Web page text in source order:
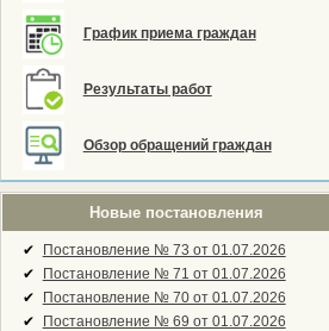
График приема граждан
Результаты работ
Обзор обращений граждан
Новые постановления
✔
Постановление № 73 от 01.07.2026
✔
Постановление № 71 от 01.07.2026
✔
Постановление № 70 от 01.07.2026
✔
Постановление № 69 от 01.07.2026